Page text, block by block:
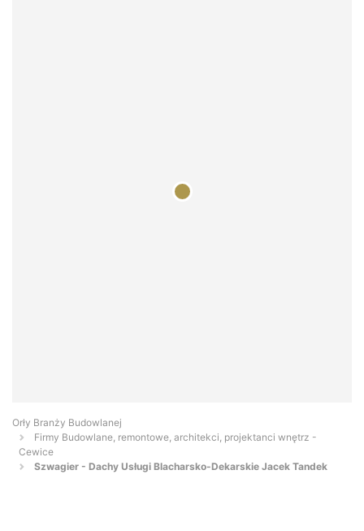
Orły Branży Budowlanej
Firmy Budowlane, remontowe, architekci, projektanci wnętrz -
Cewice
Szwagier - Dachy Usługi Blacharsko-Dekarskie Jacek Tandek